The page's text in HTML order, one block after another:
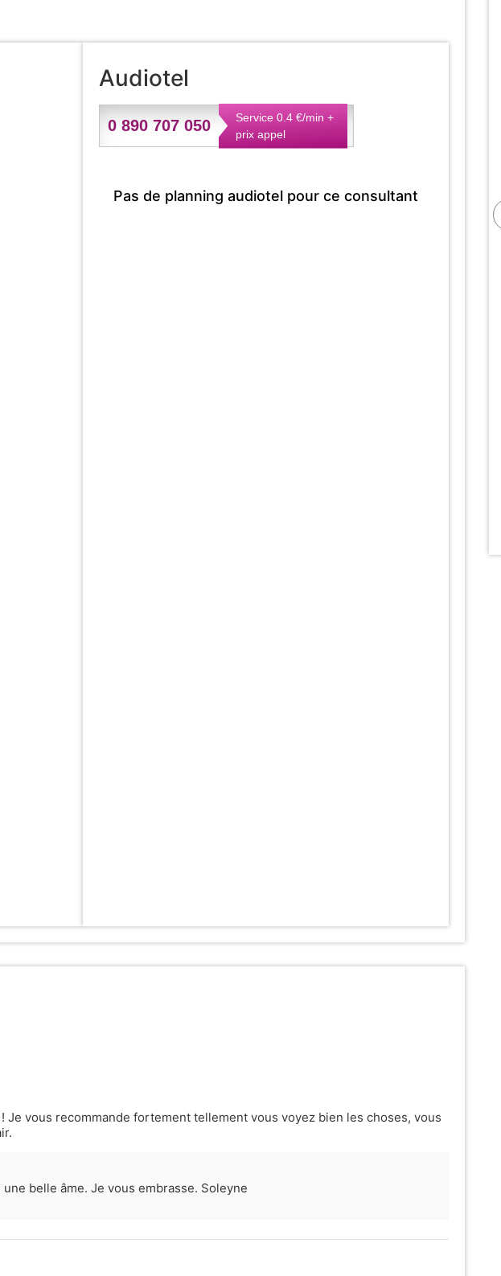
Audiotel
0 890 707 050
Service 0.4 €/min +
prix appel
Pas de planning audiotel pour ce consultant
vous recommande fortement tellement vous voyez bien les choses, vous
belle âme. Je vous embrasse. Soleyne